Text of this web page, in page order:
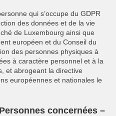
qui s’occupe du GDPR
des données et de la vie
de Luxembourg ainsi que
européen et du Conseil du
des personnes physiques à
à caractère personnel et à la
et abrogeant la directive
européennes et nationales le
concernées –